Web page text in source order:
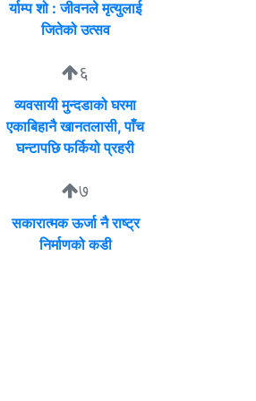
र्याम्प शो : जीवनले मृत्युलाई
जितेको उत्सव
६
व्यवसायी मुन्दडाको घरमा
एकाबिहानै खानतलासी, पाँच
घन्टापछि फर्कियो प्रहरी
७
सकारात्मक ऊर्जा नै राष्ट्र
निर्माणको कडी